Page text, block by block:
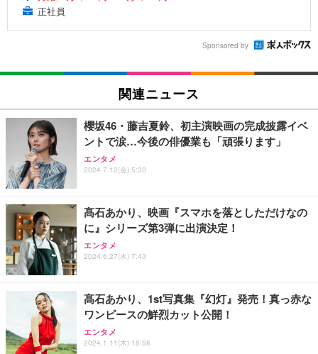
正社員
Sponsored by
関連ニュース
櫻坂46・藤吉夏鈴、初主演映画の完成披露イベ
ントで涙…今後の俳優業も「頑張ります」
エンタメ
2024.7.12(金) 5:30
髙石あかり、映画『スマホを落としただけなの
に』シリーズ第3弾に出演決定！
エンタメ
2024.6.27(木) 7:43
髙石あかり、1st写真集『幻灯』発売！真っ赤な
ワンピースの鮮烈カット公開！
エンタメ
2024.1.11(木) 18:58